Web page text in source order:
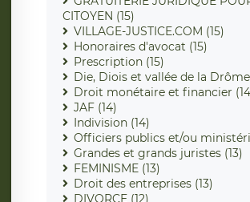
CITOYEN (15)
VILLAGE-JUSTICE.COM (15)
Honoraires d'avocat (15)
Prescription (15)
Die, Diois et vallée de la Drôme
Droit monétaire et financier
JAF (14)
Indivision (14)
Officiers publics et/ou
Grandes et grands juristes (13)
FEMINISME (13)
Droit des entreprises (13)
DIVORCE (12)